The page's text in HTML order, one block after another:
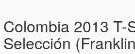
Colombia 2013 T-
Selección